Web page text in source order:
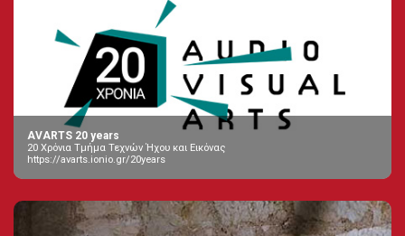
AVARTS 20 years
20 Χρόνια Τμήμα Τεχνών Ήχου και Εικόνας
https://avarts.ionio.gr/20years